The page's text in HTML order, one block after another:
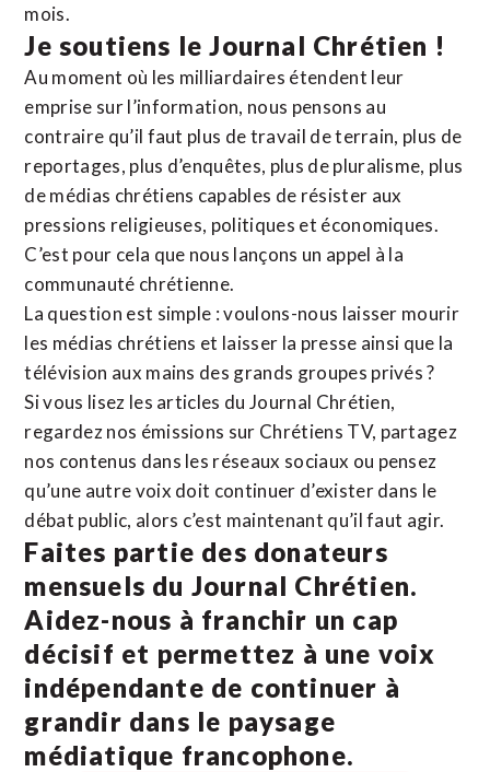
mois.
Je soutiens le Journal Chrétien !
Au moment où les milliardaires étendent leur
emprise sur l’information, nous pensons au
contraire qu’il faut plus de travail de terrain, plus de
reportages, plus d’enquêtes, plus de pluralisme, plus
de médias chrétiens capables de résister aux
pressions religieuses, politiques et économiques.
C’est pour cela que nous lançons un appel à la
communauté chrétienne.
La question est simple : voulons-nous laisser mourir
les médias chrétiens et laisser la presse ainsi que la
télévision aux mains des grands groupes privés ?
Si vous lisez les articles du Journal Chrétien,
regardez nos émissions sur Chrétiens TV, partagez
nos contenus dans les réseaux sociaux ou pensez
qu’une autre voix doit continuer d’exister dans le
débat public, alors c’est maintenant qu’il faut agir.
Faites partie des donateurs
mensuels du Journal Chrétien.
Aidez-nous à franchir un cap
décisif et permettez à une voix
indépendante de continuer à
grandir dans le paysage
médiatique francophone.